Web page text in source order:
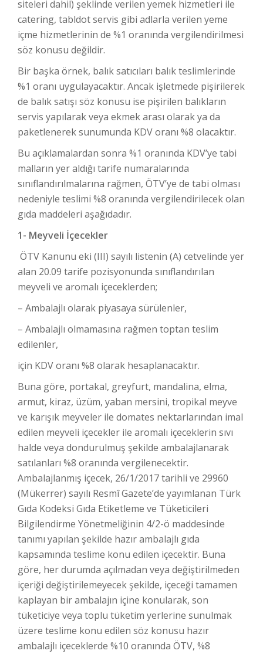
siteleri dahil) şeklinde verilen yemek hizmetleri ile
catering, tabldot servis gibi adlarla verilen yeme
içme hizmetlerinin de %1 oranında vergilendirilmesi
söz konusu değildir.
Bir başka örnek, balık satıcıları balık teslimlerinde
%1 oranı uygulayacaktır. Ancak işletmede pişirilerek
de balık satışı söz konusu ise pişirilen balıkların
servis yapılarak veya ekmek arası olarak ya da
paketlenerek sunumunda KDV oranı %8 olacaktır.
Bu açıklamalardan sonra %1 oranında KDV’ye tabi
malların yer aldığı tarife numaralarında
sınıflandırılmalarına rağmen, ÖTV’ye de tabi olması
nedeniyle teslimi %8 oranında vergilendirilecek olan
gıda maddeleri aşağıdadır.
1- Meyveli İçecekler
ÖTV Kanunu eki (III) sayılı listenin (A) cetvelinde yer
alan 20.09 tarife pozisyonunda sınıflandırılan
meyveli ve aromalı içeceklerden;
– Ambalajlı olarak piyasaya sürülenler,
– Ambalajlı olmamasına rağmen toptan teslim
edilenler,
için KDV oranı %8 olarak hesaplanacaktır.
Buna göre, portakal, greyfurt, mandalina, elma,
armut, kiraz, üzüm, yaban mersini, tropikal meyve
ve karışık meyveler ile domates nektarlarından imal
edilen meyveli içecekler ile aromalı içeceklerin sıvı
halde veya dondurulmuş şekilde ambalajlanarak
satılanları %8 oranında vergilenecektir.
Ambalajlanmış içecek, 26/1/2017 tarihli ve 29960
(Mükerrer) sayılı Resmî Gazete’de yayımlanan Türk
Gıda Kodeksi Gıda Etiketleme ve Tüketicileri
Bilgilendirme Yönetmeliğinin 4/2-ö maddesinde
tanımı yapılan şekilde hazır ambalajlı gıda
kapsamında teslime konu edilen içecektir. Buna
göre, her durumda açılmadan veya değiştirilmeden
içeriği değiştirilemeyecek şekilde, içeceği tamamen
kaplayan bir ambalajın içine konularak, son
tüketiciye veya toplu tüketim yerlerine sunulmak
üzere teslime konu edilen söz konusu hazır
ambalajlı içeceklerde %10 oranında ÖTV, %8